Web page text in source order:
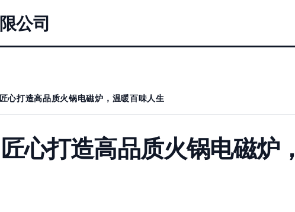
公司
心打造高品质火锅电磁炉，温暖百味人生
心打造高品质火锅电磁炉，